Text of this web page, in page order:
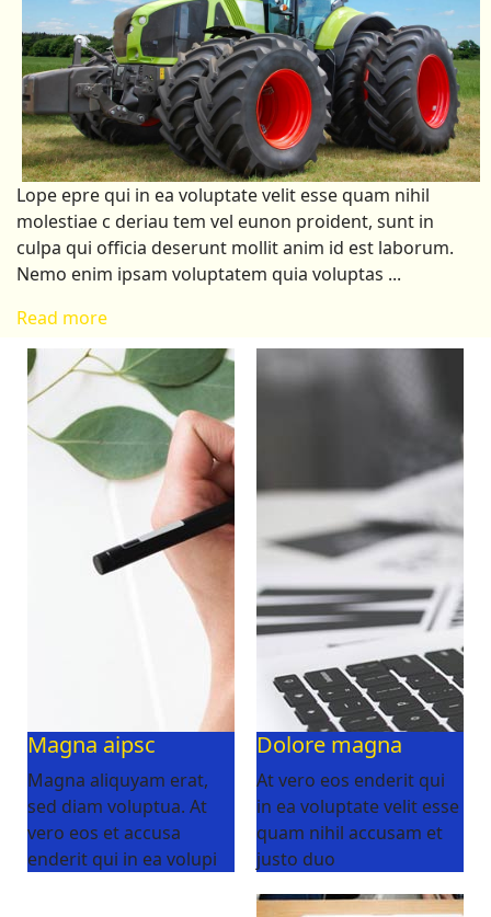
Lope epre qui in ea voluptate velit esse quam nihil
molestiae c deriau tem vel eunon proident, sunt in
culpa qui officia deserunt mollit anim id est laborum.
Nemo enim ipsam voluptatem quia voluptas ...
Read more
Magna aipsc
Magna aliquyam erat,
sed diam voluptua. At
vero eos et accusa
enderit qui in ea volupi
Dolore magna
At vero eos enderit qui
in ea voluptate velit esse
quam nihil accusam et
justo duo